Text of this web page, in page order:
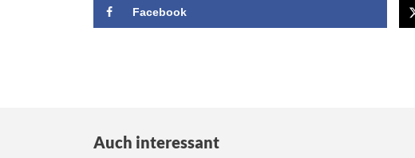
Facebook
Auch interessant